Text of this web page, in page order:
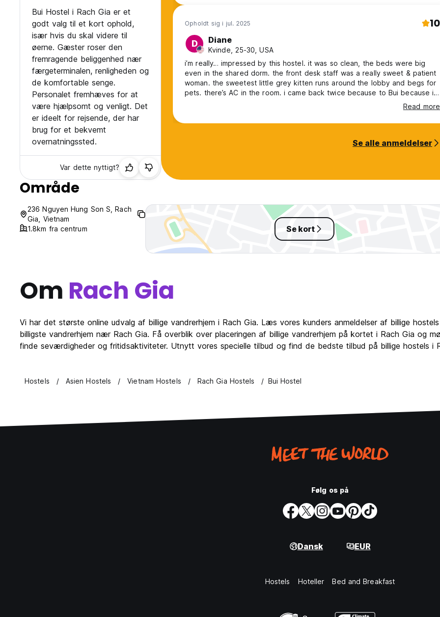
Bui Hostel i Rach Gia er et
godt valg til et kort ophold,
især hvis du skal videre til
øerne. Gæster roser den
fremragende beliggenhed nær
færgeterminalen, renligheden og
de komfortable senge.
Personalet fremhæves for at
være hjælpsomt og venligt. Det
er ideelt for rejsende, der har
brug for et bekvemt
overnatningssted.
Var dette nyttigt?
Opholdt sig i jul. 2025 10
D Diane
Kvinde, 25-30, USA
i’m really… impressed by this hostel. it was so clean, the beds were big
even in the shared dorm. the front desk staff was a really sweet & patient
woman. the sweetest little grey kitten runs around the lobby and begs for
pets. there’s AC in the room. i came back twice because to Bui because it
Read more
Se alle anmeldelser
Område
236 Nguyen Hung Son S, Rach
Gia, Vietnam
1.8km fra centrum
Se kort
Om Rach Gia
Vi har det største online udvalg af billige vandrerhjem i Rach Gia. Læs vores kunders anmeldelser af billige
billigste vandrerhjem nær Rach Gia. Få overblik over placeringen af billige vandrerhjem på kortet i Rach Gia og
finde seværdigheder og fritidsaktiviteter. Utnytt vores specielle tilbud og find de bedste tilbud på billige hostels i
Hostels Asien Hostels Vietnam Hostels Rach Gia Hostels Bui Hostel
Følg os på
Dansk EUR
Hostels Hoteller Bed and Breakfast